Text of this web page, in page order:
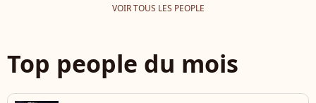
VOIR TOUS LES PEOPLE
Top people du mois